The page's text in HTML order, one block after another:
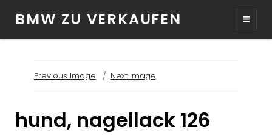
BMW ZU VERKAUFEN
Previous Image Next Image
hund, nagellack 126